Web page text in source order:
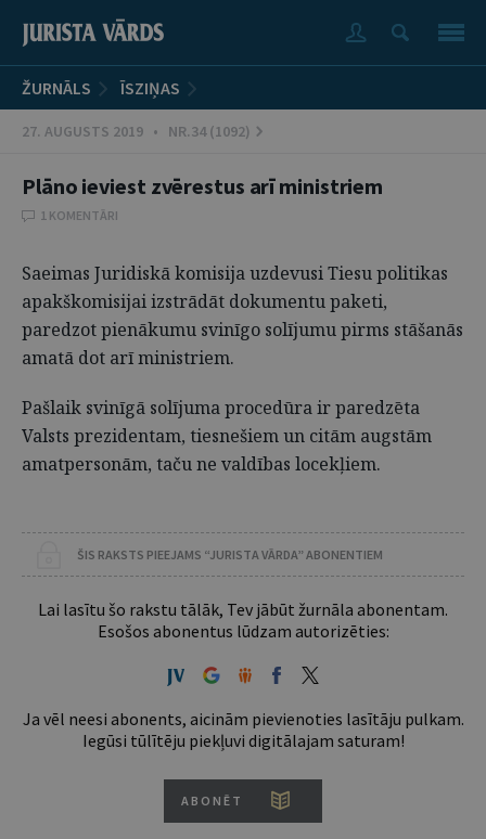
ŽURNĀLS ĪSZIŅAS
27. AUGUSTS 2019 • NR.34 (1092)
Plāno ieviest zvērestus arī ministriem
1 KOMENTĀRI
Saeimas Juridiskā komisija uzdevusi Tiesu politikas
apakškomisijai izstrādāt dokumentu paketi,
paredzot pienākumu svinīgo solījumu pirms stāšanās
amatā dot arī ministriem.
Pašlaik svinīgā solījuma procedūra ir paredzēta
Valsts prezidentam, tiesnešiem un citām augstām
amatpersonām, taču ne valdības locekļiem.
ŠIS RAKSTS PIEEJAMS “JURISTA VĀRDA” ABONENTIEM
Lai lasītu šo rakstu tālāk, Tev jābūt žurnāla abonentam.
Esošos abonentus lūdzam autorizēties:
Ja vēl neesi abonents, aicinām pievienoties lasītāju pulkam.
Iegūsi tūlītēju piekļuvi digitālajam saturam!
ABONĒT